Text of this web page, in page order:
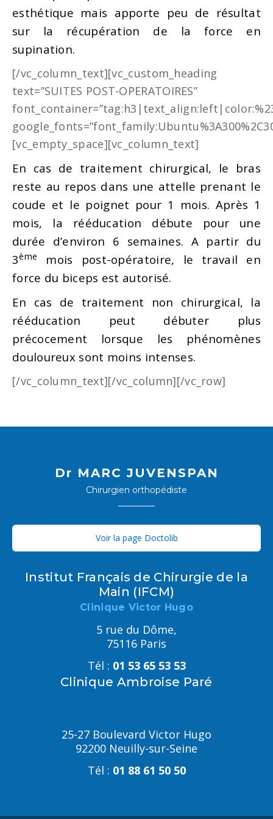
esthétique mais apporte peu de résultat
sur la récupération de la force en
supination.
[/vc_column_text][vc_custom_heading
text=”SUITES POST-OPERATOIRES”
[vc_empty_space][vc_column_text]
En cas de traitement chirurgical, le bras
reste au repos dans une attelle prenant le
coude et le poignet pour 1 mois. Après 1
mois, la rééducation débute pour une
durée d’environ 6 semaines. A partir du
3ème
mois post-opératoire, le travail en
force du biceps est autorisé.
En cas de traitement non chirurgical, la
rééducation peut débuter plus
précocement lorsque les phénomènes
douloureux sont moins intenses.
[/vc_column_text][/vc_column][/vc_row]
Dr MARC JUVENSPAN
Chirurgien orthopédiste
Voir la page Doctolib
Institut Français de Chirurgie de la
Main (IFCM)
Clinique Victor Hugo
5 rue du Dôme,
75116 Paris
Tél : 01 53 65 53 53
Clinique Ambroise Paré
25-27 Boulevard Victor Hugo
92200 Neuilly-sur-Seine
Tél : 01 88 61 50 50